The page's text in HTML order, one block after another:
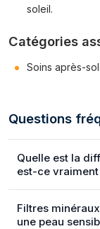
soleil.
Catégories
Soins après-
Questions
Quelle est la
est-ce
Filtres
une peau